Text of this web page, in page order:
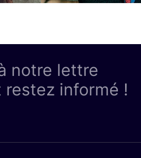
notre lettre
restez informé !